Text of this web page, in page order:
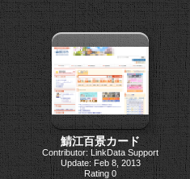
鯖江百景カード
Contributor: LinkData Support
Update: Feb 8, 2013
Rating 0